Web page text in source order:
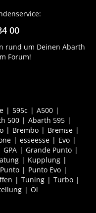
00
rund um Deinen Abarth
Forum!
595c
A500
500
Abarth 595
Brembo
Bremse
esseesse
Evo
GPA
Grande Punto
Kupplung
Punto
Punto Evo
Tuning
Turbo
Öl